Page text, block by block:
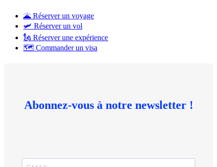
🌋 Réserver un voyage
🛩 Réserver un vol
🗽 Réserver une expérience
🗺 Commander un visa
Abonnez-vous à notre newsletter !